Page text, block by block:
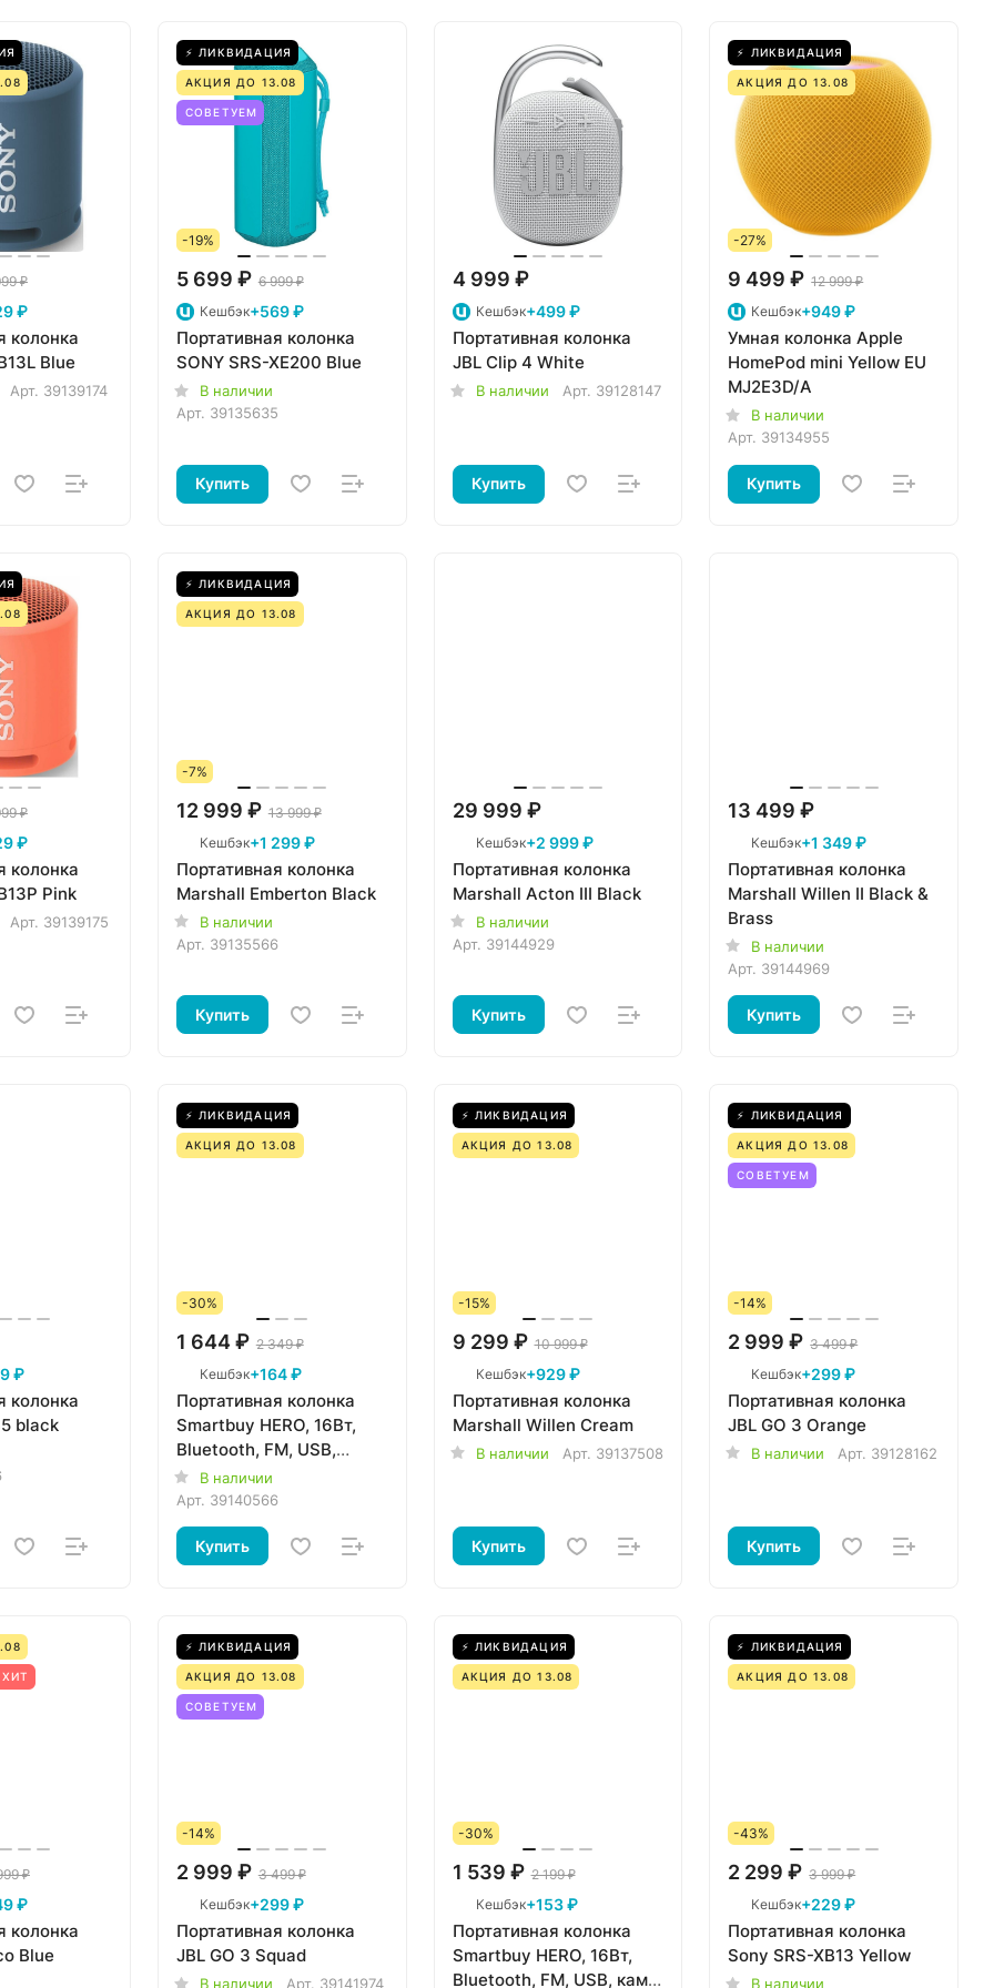
₽
₽
колонка
Blue
Арт. 39139174
⚡ ЛИКВИДАЦИЯ
АКЦИЯ ДО 13.08
СОВЕТУЕМ
-19%
5 699 ₽ 6 999 ₽
Кешбэк+569 ₽
Портативная колонка
SONY SRS-XE200 Blue
В наличии
Арт. 39135635
Купить
4 999 ₽
Кешбэк+499 ₽
Портативная колонка
JBL Clip 4 White
В наличии Арт. 39128147
Купить
⚡ ЛИКВИДАЦИЯ
АКЦИЯ ДО 13.08
-27%
9 499 ₽ 12 999 ₽
Кешбэк+949 ₽
Умная колонка Apple
HomePod mini Yellow EU
MJ2E3D/A
В наличии
Арт. 39134955
Купить
₽
₽
колонка
Pink
Арт. 39139175
⚡ ЛИКВИДАЦИЯ
АКЦИЯ ДО 13.08
-7%
12 999 ₽ 13 999 ₽
Кешбэк+1 299 ₽
Портативная колонка
Marshall Emberton Black
В наличии
Арт. 39135566
Купить
29 999 ₽
Кешбэк+2 999 ₽
Портативная колонка
Marshall Acton III Black
В наличии
Арт. 39144929
Купить
13 499 ₽
Кешбэк+1 349 ₽
Портативная колонка
Marshall Willen II Black &
Brass
В наличии
Арт. 39144969
Купить
₽
колонка
black
⚡ ЛИКВИДАЦИЯ
АКЦИЯ ДО 13.08
-30%
1 644 ₽ 2 349 ₽
Кешбэк+164 ₽
Портативная колонка
Smartbuy HERO, 16Вт,
Bluetooth, FM, USB,
красная (SBS-5290)
В наличии
Арт. 39140566
Купить
⚡ ЛИКВИДАЦИЯ
АКЦИЯ ДО 13.08
-15%
9 299 ₽ 10 999 ₽
Кешбэк+929 ₽
Портативная колонка
Marshall Willen Cream
В наличии Арт. 39137508
Купить
⚡ ЛИКВИДАЦИЯ
АКЦИЯ ДО 13.08
СОВЕТУЕМ
-14%
2 999 ₽ 3 499 ₽
Кешбэк+299 ₽
Портативная колонка
JBL GO 3 Orange
В наличии Арт. 39128162
Купить
ХИТ
₽
₽
колонка
Blue
⚡ ЛИКВИДАЦИЯ
АКЦИЯ ДО 13.08
СОВЕТУЕМ
-14%
2 999 ₽ 3 499 ₽
Кешбэк+299 ₽
Портативная колонка
JBL GO 3 Squad
В наличии Арт. 39141974
⚡ ЛИКВИДАЦИЯ
АКЦИЯ ДО 13.08
-30%
1 539 ₽ 2 199 ₽
Кешбэк+153 ₽
Портативная колонка
Smartbuy HERO, 16Вт,
Bluetooth, FM, USB, камо
⚡ ЛИКВИДАЦИЯ
АКЦИЯ ДО 13.08
-43%
2 299 ₽ 3 999 ₽
Кешбэк+229 ₽
Портативная колонка
Sony SRS-XB13 Yellow
В наличии